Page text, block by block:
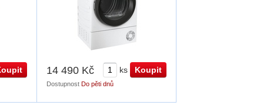
14 490 Kč ks
Dostupnost Do pěti dnů